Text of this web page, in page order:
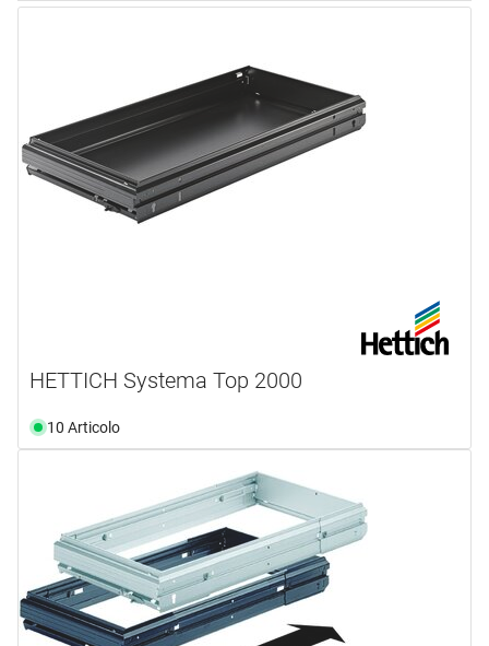
HETTICH Systema Top 2000
10 Articolo